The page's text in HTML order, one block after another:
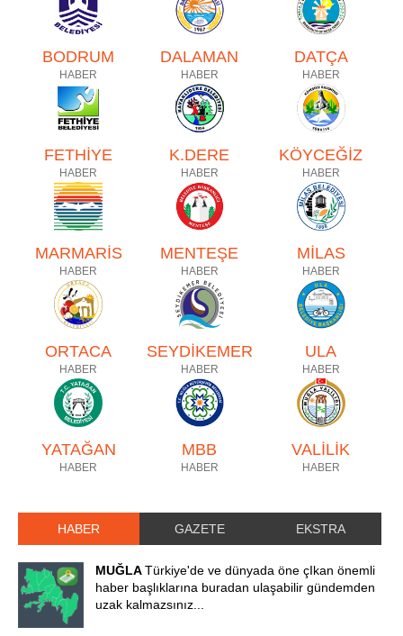
BODRUM
HABER
DALAMAN
HABER
DATÇA
HABER
FETHİYE
HABER
K.DERE
HABER
KÖYCEĞİZ
HABER
MARMARİS
HABER
MENTEŞE
HABER
MİLAS
HABER
ORTACA
HABER
SEYDİKEMER
HABER
ULA
HABER
YATAĞAN
HABER
MBB
HABER
VALİLİK
HABER
HABER GAZETE EKSTRA
MUĞLATürkiye'de ve dünyada öne çIkan önemli
haber başlıklarına buradan ulaşabilir gündemden
uzak kalmazsınız...